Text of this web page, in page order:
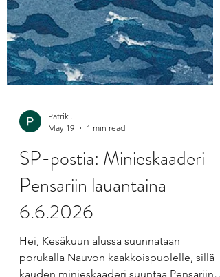
Patrik .